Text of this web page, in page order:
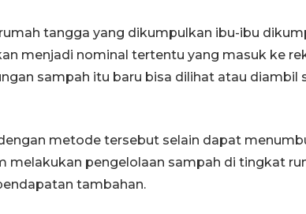
tangga yang dikumpulkan ibu-ibu
menjadi nominal tertentu yang masuk ke
sampah itu baru bisa dilihat atau diambil
metode tersebut selain dapat
melakukan pengelolaan sampah di tingkat
tambahan.